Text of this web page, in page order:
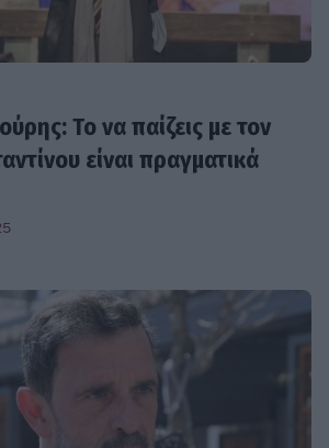
Το να παίζεις με τον
είναι πραγματικά